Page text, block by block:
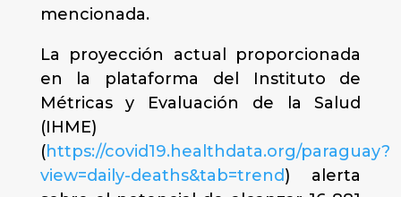
mencionada.
La proyección actual proporcionada
en la plataforma del Instituto de
Métricas y Evaluación de la Salud
(IHME)
(https://covid19.healthdata.org/paraguay?
view=daily-deaths&tab=trend) alerta